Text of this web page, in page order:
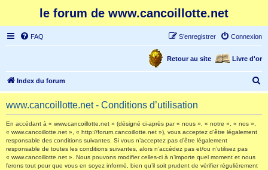
le forum de www.cancoillotte.net
FAQ Connexion
S’enregistrer
Livre d'or
Retour au site
Index du forum
e
www.cancoillotte.net - Conditions d’utilisation
En accédant à « www.cancoillotte.net » (désigné ci-après par « nous », « notre », « nos »,
« www.cancoillotte.net », « http://forum.cancoillotte.net »), vous acceptez d’être légalement
responsable des conditions suivantes. Si vous n’acceptez pas d’être légalement
responsable de toutes les conditions suivantes, alors n’accédez pas et/ou n’utilisez pas
« www.cancoillotte.net ». Nous pouvons modifier celles-ci à n’importe quel moment et nous
ferons tout pour que vous en soyez informé, bien qu’il soit prudent de vérifier régulièrement